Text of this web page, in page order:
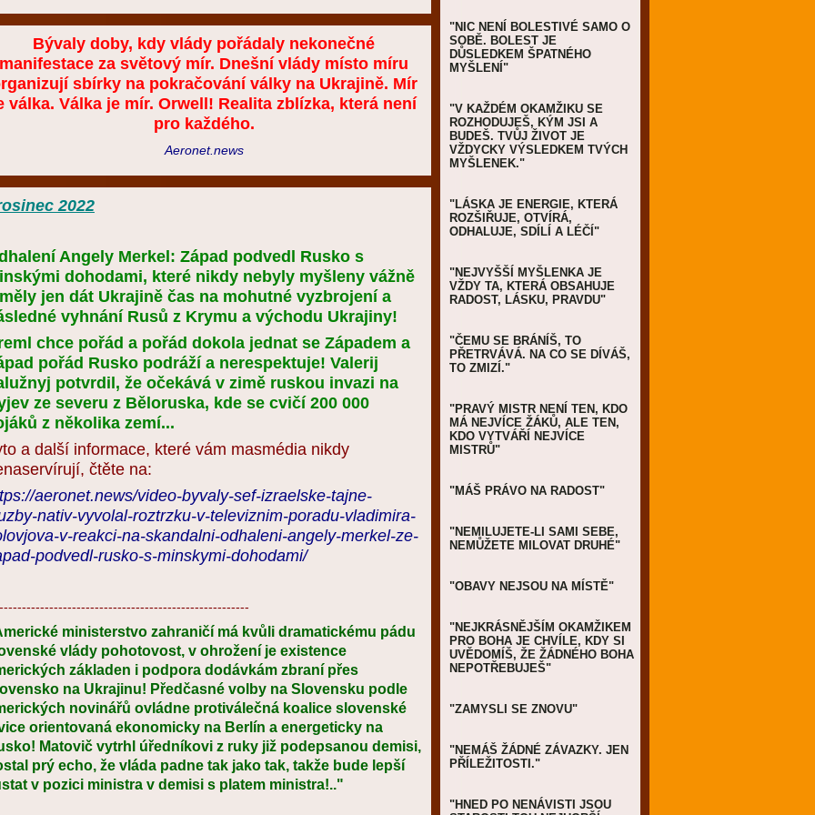
Bývaly doby, kdy vlády pořádaly nekonečné
manifestace za světový mír. Dnešní vlády místo míru
sbírky na pokračování války na Ukrajině. Mír
válka. Válka je mír. Orwell! Realita zblízka, která není
pro každého.
Aeronet.news
2022
Angely Merkel: Západ podvedl Rusko s
dohodami, které nikdy nebyly myšleny vážně
jen dát Ukrajině čas na mohutné vyzbrojení a
vyhnání Rusů z Krymu a východu Ukrajiny!
chce pořád a pořád dokola jednat se Západem a
pořád Rusko podráží a nerespektuje! Valerij
potvrdil, že očekává v zimě ruskou invazi na
ze severu z Běloruska, kde se cvičí 200 000
z několika zemí...
a další informace, které vám masmédia nikdy
čtěte na:
aeronet.news/video-byvaly-sef-izraelske-tajne-
nativ-vyvolal-roztrzku-v-televiznim-poradu-vladimira-
v-reakci-na-skandalni-odhaleni-angely-merkel-ze-
podvedl-rusko-s-minskymi-dohodami/
ministerstvo zahraničí má kvůli dramatickému pádu
vlády pohotovost, v ohrožení je existence
základen i podpora dodávkám zbraní přes
na Ukrajinu! Předčasné volby na Slovensku podle
novinářů ovládne protiválečná koalice slovenské
orientovaná ekonomicky na Berlín a energeticky na
Matovič vytrhl úředníkovi z ruky již podepsanou demisi,
prý echo, že vláda padne tak jako tak, takže bude lepší
v pozici ministra v demisi s platem ministra!.."
"NIC NENÍ BOLESTIVÉ SAMO O
SOBĚ. BOLEST JE
DŮSLEDKEM ŠPATNÉHO
MYŠLENÍ"
"V KAŽDÉM OKAMŽIKU SE
ROZHODUJEŠ, KÝM JSI A
BUDEŠ. TVŮJ ŽIVOT JE
VŽDYCKY VÝSLEDKEM TVÝCH
MYŠLENEK."
"LÁSKA JE ENERGIE, KTERÁ
ROZŠIŘUJE, OTVÍRÁ,
ODHALUJE, SDÍLÍ A LÉČÍ"
"NEJVYŠŠÍ MYŠLENKA JE
VŽDY TA, KTERÁ OBSAHUJE
RADOST, LÁSKU, PRAVDU"
"ČEMU SE BRÁNÍŠ, TO
PŘETRVÁVÁ. NA CO SE DÍVÁŠ,
TO ZMIZÍ."
"PRAVÝ MISTR NENÍ TEN, KDO
MÁ NEJVÍCE ŽÁKŮ, ALE TEN,
KDO VYTVÁŘÍ NEJVÍCE
MISTRŮ"
"MÁŠ PRÁVO NA RADOST"
"NEMILUJETE-LI SAMI SEBE,
NEMŮŽETE MILOVAT DRUHÉ"
"OBAVY NEJSOU NA MÍSTĚ"
"NEJKRÁSNĚJŠÍM OKAMŽIKEM
PRO BOHA JE CHVÍLE, KDY SI
UVĚDOMÍŠ, ŽE ŽÁDNÉHO BOHA
NEPOTŘEBUJEŠ"
"ZAMYSLI SE ZNOVU"
"NEMÁŠ ŽÁDNÉ ZÁVAZKY. JEN
PŘÍLEŽITOSTI."
"HNED PO NENÁVISTI JSOU